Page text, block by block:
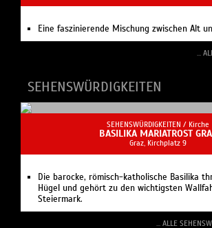
Die barocke, römisch-katholische Basilika
Hügel und gehört zu den wichtigsten
NETZ.WERKE
AUFFÜHRUNGEN / Oper
OPERNHAUS GRAZ
Die Mediathek der Oper Graz